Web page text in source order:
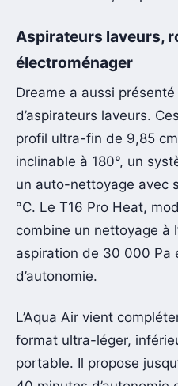
Aspirateurs laveurs,
électroménager
Dreame a aussi
d’aspirateurs laveurs.
profil ultra-fin de 9,85
inclinable à 180°, un
un auto-nettoyage avec
°C. Le T16 Pro Heat,
combine un nettoyage à
aspiration de 30 000 Pa
d’autonomie.
L’Aqua Air vient
format ultra-léger,
portable. Il propose